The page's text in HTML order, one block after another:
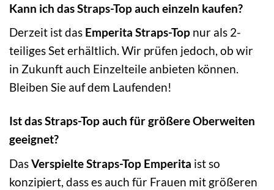
Kann ich das Straps-Top auch einzeln kaufen?
Derzeit ist das Emperita Straps-Top nur als 2-
teiliges Set erhältlich. Wir prüfen jedoch, ob wir
in Zukunft auch Einzelteile anbieten können.
Bleiben Sie auf dem Laufenden!
Ist das Straps-Top auch für größere Oberweiten
geeignet?
DasVerspielte Straps-Top Emperita ist so
konzipiert, dass es auch für Frauen mit größeren